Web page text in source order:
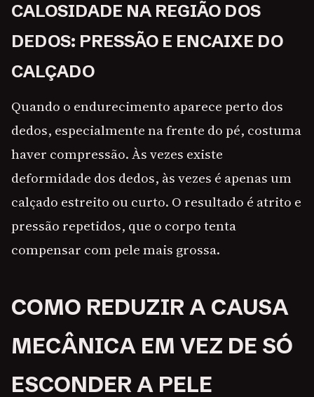
CALOSIDADE NA REGIÃO DOS
DEDOS: PRESSÃO E ENCAIXE DO
CALÇADO
Quando o endurecimento aparece perto dos
dedos, especialmente na frente do pé, costuma
haver compressão. Às vezes existe
deformidade dos dedos, às vezes é apenas um
calçado estreito ou curto. O resultado é atrito e
pressão repetidos, que o corpo tenta
compensar com pele mais grossa.
COMO REDUZIR A CAUSA
MECÂNICA EM VEZ DE SÓ
ESCONDER A PELE